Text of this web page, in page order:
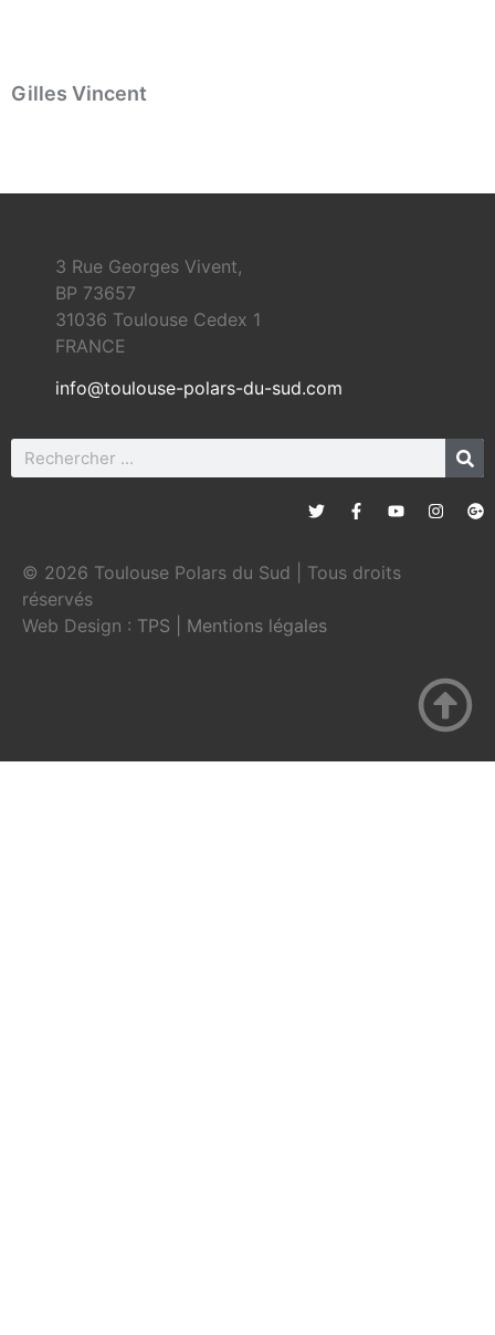
Gilles Vincent
3 Rue Georges Vivent,
BP 73657
31036 Toulouse Cedex 1
FRANCE
info@toulouse-polars-du-sud.com
© 2026 Toulouse Polars du Sud | Tous droits
réservés
Web Design : TPS Mentions légales